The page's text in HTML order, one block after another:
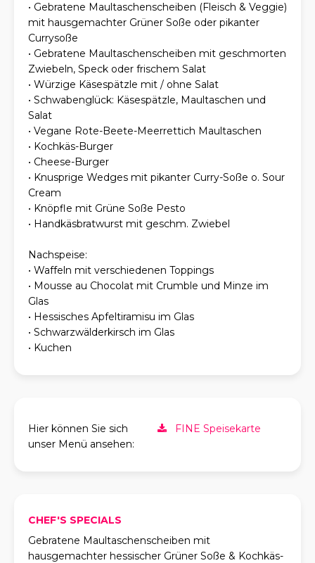
• Gebratene Maultaschenscheiben (Fleisch & Veggie)
mit hausgemachter Grüner Soße oder pikanter
Currysoße
• Gebratene Maultaschenscheiben mit geschmorten
Zwiebeln, Speck oder frischem Salat
• Würzige Käsespätzle mit / ohne Salat
• Schwabenglück: Käsespätzle, Maultaschen und
Salat
• Vegane Rote-Beete-Meerrettich Maultaschen
• Kochkäs-Burger
• Cheese-Burger
• Knusprige Wedges mit pikanter Curry-Soße o. Sour
Cream
• Knöpfle mit Grüne Soße Pesto
• Handkäsbratwurst mit geschm. Zwiebel
Nachspeise:
• Waffeln mit verschiedenen Toppings
• Mousse au Chocolat mit Crumble und Minze im
Glas
• Hessisches Apfeltiramisu im Glas
• Schwarzwälderkirsch im Glas
• Kuchen
Hier können Sie sich
unser Menü ansehen:
FINE Speisekarte
CHEF'S SPECIALS
Gebratene Maultaschenscheiben mit
hausgemachter hessischer Grüner Soße & Kochkäs-